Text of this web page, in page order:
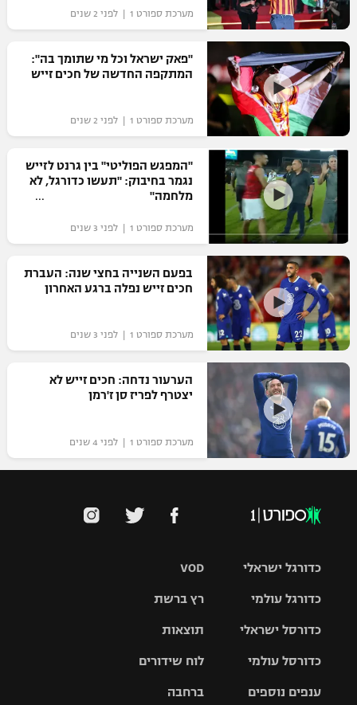
מערכת ספורט 1 | לפני 2 שנים
"פאק ישראל וכל מי שתומך בה":
המתקפה החדשה של חכים זייש
מערכת ספורט 1 | לפני 2 שנים
"המפגש הפוליטי" בין גרנט לזייש
נגמר בחיבוק: "תעשו כדורגל, לא
מלחמה"
מערכת ספורט 1 | לפני 3 שנים
בפעם השנייה בחצי שנה: העברת
חכים זייש נפלה ברגע האחרון
מערכת ספורט 1 | לפני 3 שנים
הערעור נדחה: חכים זייש לא
יצטרף לפריז סן ז'רמן
מערכת ספורט 1 | לפני 4 שנים
VOD
רץ ברשת
תוצאות
לוח שידורים
ברחבה
כדורגל ישראלי
גביע הטוטו
כדורגל עולמי
האלופות
ליגה
כדורסל ישראלי
סל
כדורסל עולמי
ענפים נוספים